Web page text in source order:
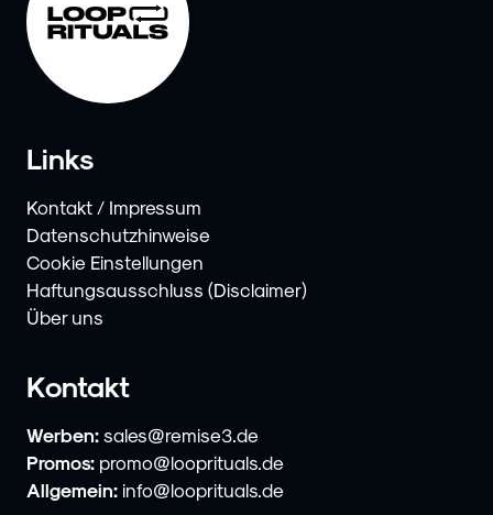
Links
Kontakt / Impressum
Datenschutzhinweise
Cookie Einstellungen
Haftungsausschluss (Disclaimer)
Über uns
Kontakt
Werben: sales@remise3.de
Promos: promo@looprituals.de
Allgemein: info@looprituals.de